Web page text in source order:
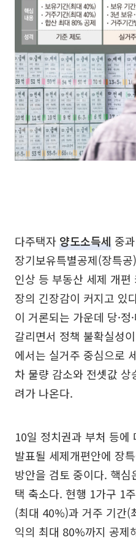
다주택자양도소득세 중
장기보유특별공제(장특
인상 등 부동산 세제 개편
장의 긴장감이 커지고 있
이 거론되는 가운데 당·정
갈리면서 정책 불확실성
에서는 실거주 중심으로
차 물량 감소와 전셋값
려가 나온다.
10일 정치권과 부처 등에
발표될 세제개편안에 장
방안을 검토 중이다. 핵
택 축소다. 현행 1가구 1
(최대 40%)과 거주 기간(
익의 최대 80%까지 공제